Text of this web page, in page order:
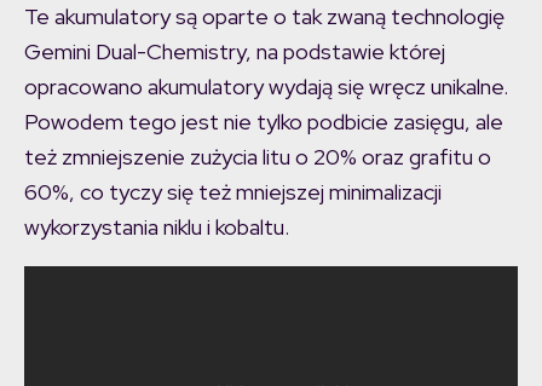
Te akumulatory są oparte o tak zwaną technologię
Gemini Dual-Chemistry, na podstawie której
opracowano akumulatory wydają się wręcz unikalne.
Powodem tego jest nie tylko podbicie zasięgu, ale
też zmniejszenie zużycia litu o 20% oraz grafitu o
60%, co tyczy się też mniejszej minimalizacji
wykorzystania niklu i kobaltu.